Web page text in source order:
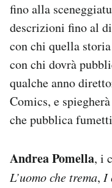
fino alla
descrizioni fino al
con chi quella
con chi dovrà
qualche anno
Comics, e
che pubblica
Andrea Pomella, i
L’uomo che trema, I